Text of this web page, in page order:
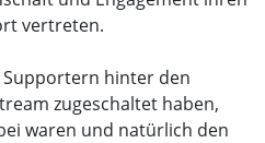
vertreten.
hinter den
zugeschaltet haben,
waren und natürlich den